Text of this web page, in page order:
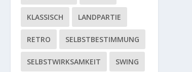
KLASSISCH LANDPARTIE
RETRO SELBSTBESTIMMUNG
SELBSTWIRKSAMKEIT SWING